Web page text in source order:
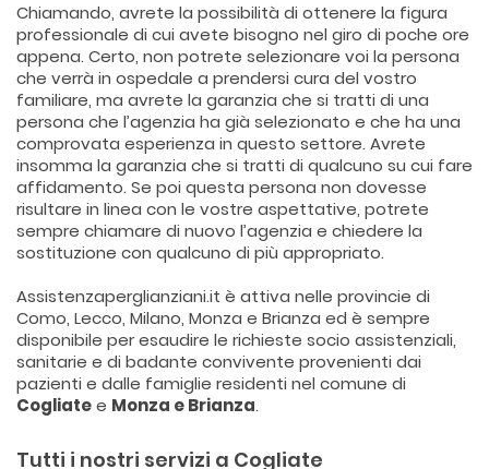
Chiamando, avrete la possibilità di ottenere la figura
professionale di cui avete bisogno nel giro di poche ore
appena. Certo, non potrete selezionare voi la persona
che verrà in ospedale a prendersi cura del vostro
familiare, ma avrete la garanzia che si tratti di una
persona che l’agenzia ha già selezionato e che ha una
comprovata esperienza in questo settore. Avrete
insomma la garanzia che si tratti di qualcuno su cui fare
affidamento. Se poi questa persona non dovesse
risultare in linea con le vostre aspettative, potrete
sempre chiamare di nuovo l’agenzia e chiedere la
sostituzione con qualcuno di più appropriato.
Assistenzaperglianziani.it è attiva nelle provincie di
Como, Lecco, Milano, Monza e Brianza ed è sempre
disponibile per esaudire le richieste socio assistenziali,
sanitarie e di badante convivente provenienti dai
pazienti e dalle famiglie residenti nel comune di
Cogliatee Monza e Brianza.
Tutti i nostri servizi a Cogliate